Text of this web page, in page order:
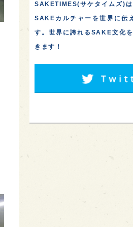
SAKETIMES(サケタイムズ)
SAKEカルチャーを世界に伝
す。世界に誇れるSAKE文化
きます！